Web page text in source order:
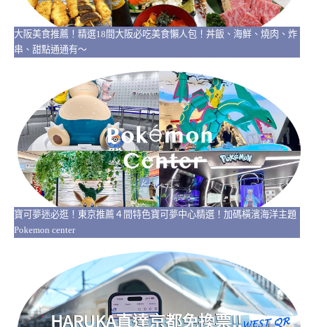
大阪美食推薦！精選18間大阪必吃美食懶人包！丼飯、海鮮、燒肉、炸
串、甜點通通有～
寶可夢迷必逛！東京推薦４間特色寶可夢中心精選！加碼橫濱海洋主題
Pokemon center